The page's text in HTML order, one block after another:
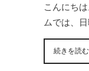
こんにち
ムでは、
続きを読む